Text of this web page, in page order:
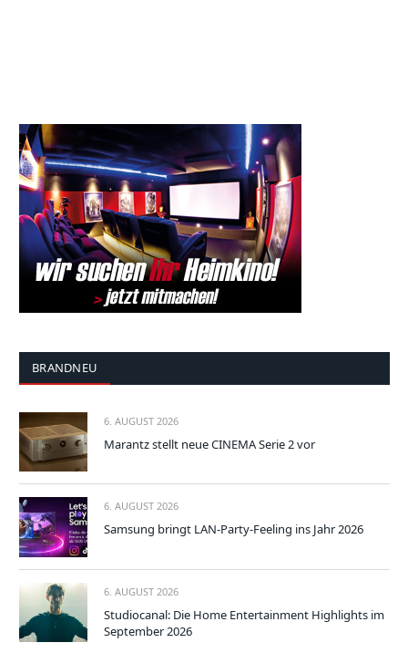
BRANDNEU
6. AUGUST 2026
Marantz stellt neue CINEMA Serie 2 vor
6. AUGUST 2026
Samsung bringt LAN-Party-Feeling ins Jahr 2026
6. AUGUST 2026
Studiocanal: Die Home Entertainment Highlights im
September 2026